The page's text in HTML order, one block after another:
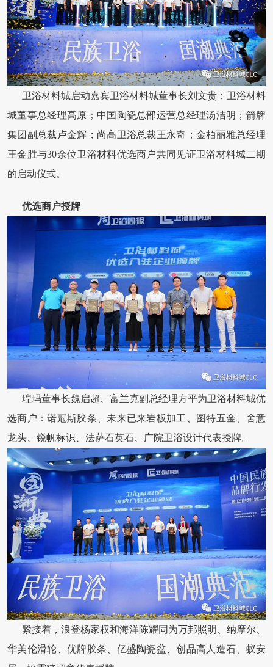
卫浴材料城启动嘉宾卫浴材料城董事长刘文贵；卫浴材料
城董事总经理高原；中国陶瓷总部运营总经理汤洁明；箭牌
集团副总裁卢金辉；尚高卫浴总裁王永奇；金柏丽雅总经理
王金胜与30余位卫浴材料优选商户共同见证卫浴材料城二期
的启动仪式。
优选商户授牌
瑝玛董事长魏启超、富兰克副总经理方平为卫浴材料城优
选商户：诺冠斯胶条、未来已来岩板加工、图特五金、舍意
龙头、锐帆标识、法萨石英石、广院卫浴设计代表授牌。
紧接着，浪登杨家权和海洋陈耀同为万邦照明、纳摩尔、
华美伦滑轮、优牌胶条、亿盛陶瓷盆、创品高人造石、蚁安